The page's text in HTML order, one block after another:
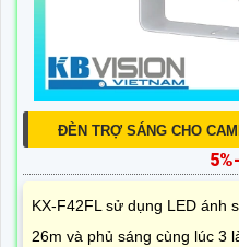
ĐÈN TRỢ SÁNG CHO
KX-F42FL sử dụng LED ánh
26m và phủ sáng cùng lúc 3